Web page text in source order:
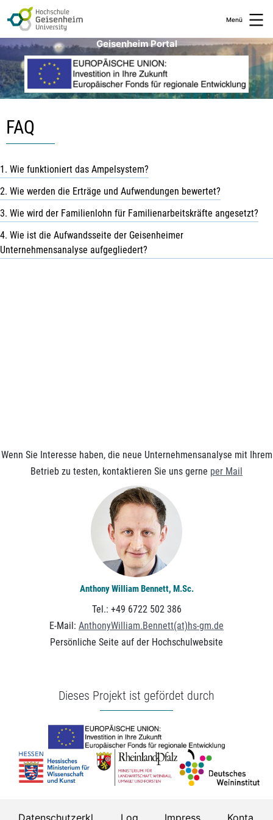
Inhalt
springen
Geisenheim Portal
Menü
FAQ
1. Wie funktioniert das Ampelsystem?
2. Wie werden die Erträge und Aufwendungen bewertet?
3. Wie wird der Familienlohn für Familienarbeitskräfte angesetzt?
4. Wie ist die Aufwandsseite der Geisenheimer
Unternehmensanalyse aufgegliedert?
Wenn Sie Interesse haben, die neue Unternehmensanalyse mit Ihrem
Betrieb zu testen, kontaktieren Sie uns gerne per Mail
Anthony William Bennett, M.Sc.
Tel.: +49 6722 502 386
E-Mail: AnthonyWilliam.Bennett(at)hs-gm.de
Persönliche Seite auf der Hochschulwebsite
Dieses Projekt ist gefördet durch
Datenschutzerkl Log Impress Konta